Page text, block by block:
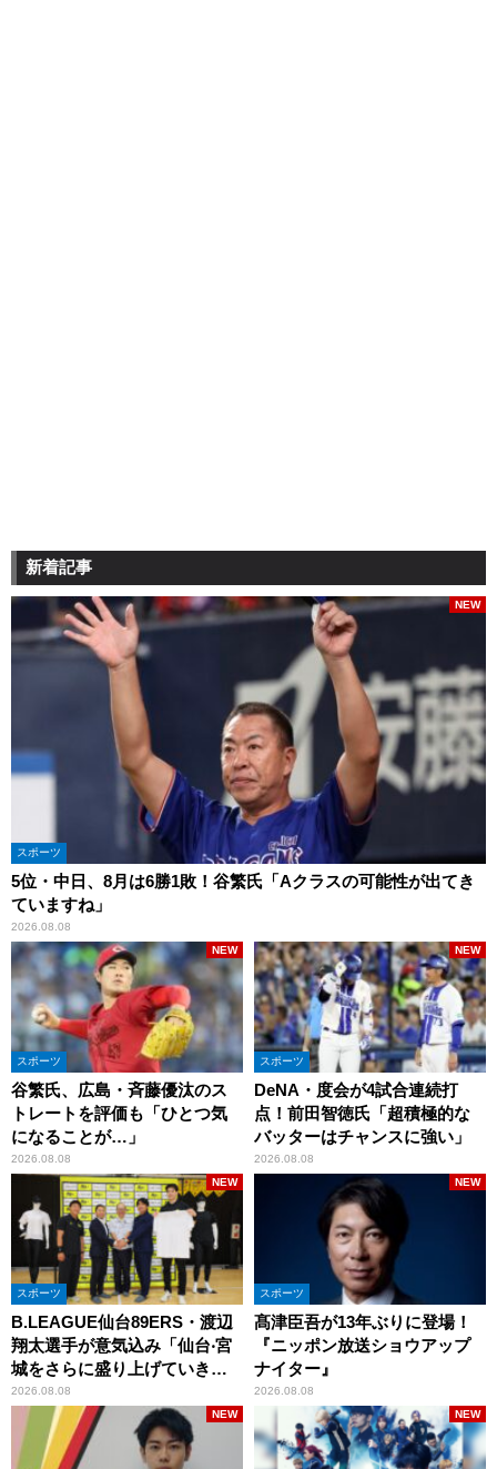
新着記事
スポーツ
5位・中日、8月は6勝1敗！谷繁氏「Aクラスの可能性が出てき
ていますね」
2026.08.08
NEW
スポーツ
谷繁氏、広島・斉藤優汰のス
トレートを評価も「ひとつ気
になることが…」
2026.08.08
NEW
スポーツ
DeNA・度会が4試合連続打
点！前田智徳氏「超積極的な
バッターはチャンスに強い」
2026.08.08
NEW
スポーツ
B.LEAGUE仙台89ERS・渡辺
翔太選手が意気込み「仙台‧宮
城をさらに盛り上げていきた
いです」
2026.08.08
NEW
スポーツ
髙津臣吾が13年ぶりに登場！
『ニッポン放送ショウアップ
ナイター』
2026.08.08
NEW
NEW NEW